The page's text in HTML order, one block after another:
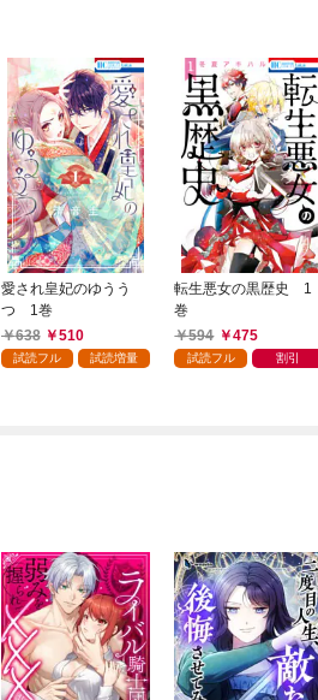
愛され皇妃のゆうう
つ 1巻
638
510
試読フル 試読増量
転生悪女の黒歴史 1
巻
594
475
試読フル 割引